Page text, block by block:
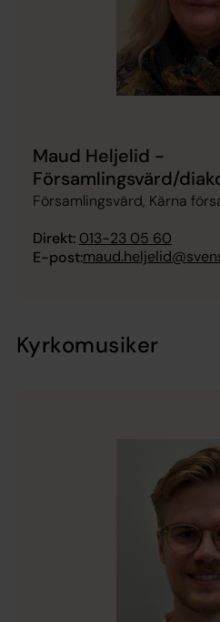
Maud Heljelid -
Församlingsvärd/
Församlingsvärd, Kärna
Direkt: 013-23 05 60
E-post:
Kyrkomusiker